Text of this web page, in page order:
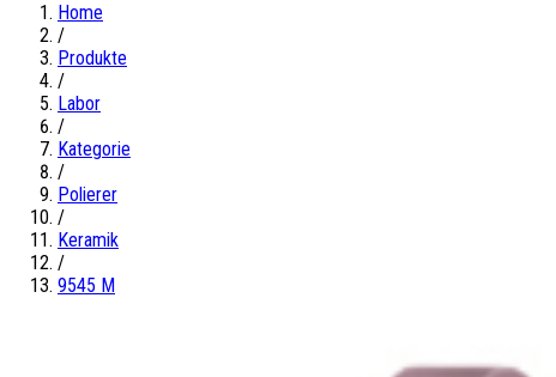
Home
/
Produkte
/
Labor
/
Kategorie
/
Polierer
/
Keramik
/
9545 M